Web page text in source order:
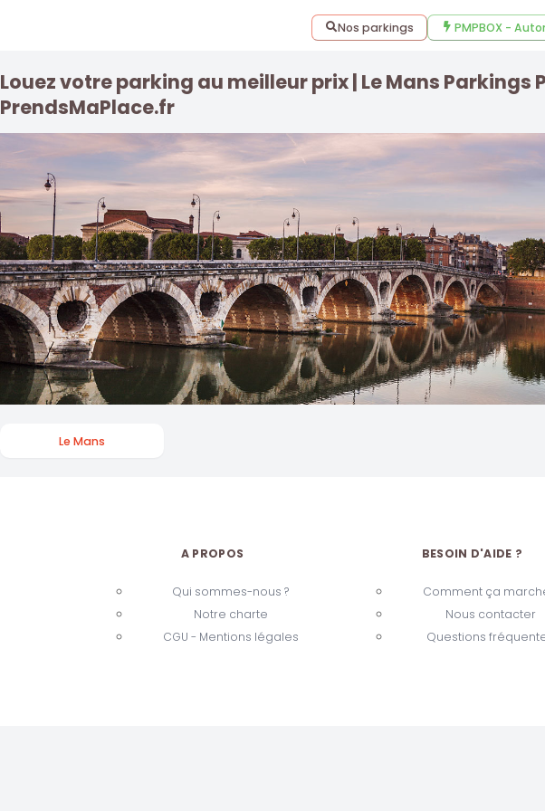
Nos parkings PMPBOX -
Louez votre parking au meilleur prix | Le Mans Parkings
PrendsMaPlace.fr
Le Mans
A PROPOS
Qui sommes-nous ?
Notre charte
CGU - Mentions légales
BESOIN D'AIDE ?
Comment ça
Nous contacter
Questions